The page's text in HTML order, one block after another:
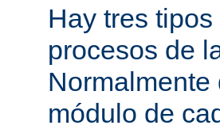
Hay tres
procesos de
módulo de